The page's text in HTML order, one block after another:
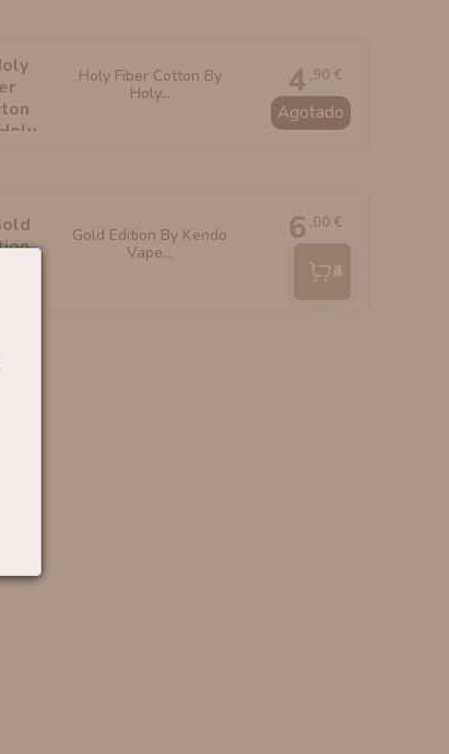
Holy Fiber Cotton By
Holy...
4 ,90 €
Agotado
Gold Edition By Kendo
Vape...
6 ,00 €
Añadir